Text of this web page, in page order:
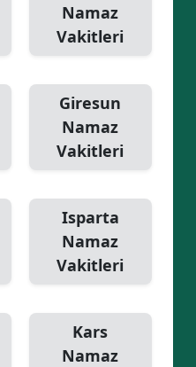
Namaz
Vakitleri
Giresun
Namaz
Vakitleri
Isparta
Namaz
Vakitleri
Kars
Namaz